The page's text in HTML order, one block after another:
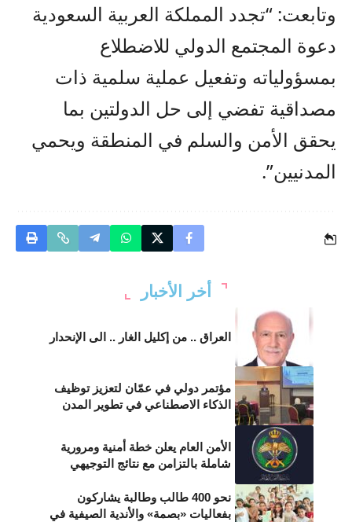
وتابعت: “تجدد المملكة العربية السعودية
دعوة المجتمع الدولي للاضطلاع
بمسؤولياته وتفعيل عملية سلمية ذات
مصداقية تفضي إلى حل الدولتين بما
يحقق الأمن والسلم في المنطقة ويحمي
المدنيين”.
أخر الأخبار
العراق .. من إكليل الغار .. الى الإنحدار
مؤتمر دولي في عمّان لتعزيز توظيف
الذكاء الاصطناعي في تطوير المدن
الأمن العام يعلن خطة أمنية ومرورية
شاملة بالتزامن مع نتائج التوجيهي
نحو 400 طالب وطالبة يشاركون
بفعاليات «بصمة» والأندية الصيفية في